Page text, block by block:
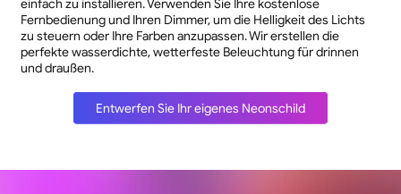
einfach zu installieren. Verwenden Sie Ihre kostenlose
Fernbedienung und Ihren Dimmer, um die Helligkeit des Lichts
zu steuern oder Ihre Farben anzupassen. Wir erstellen die
perfekte wasserdichte, wetterfeste Beleuchtung für drinnen
und draußen.
Entwerfen Sie Ihr eigenes Neonschild